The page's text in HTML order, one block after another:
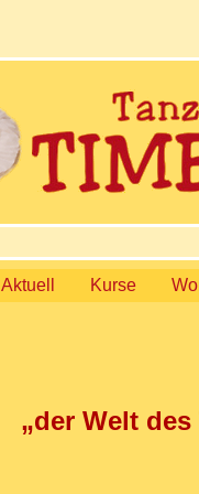
Aktuell Kurse
„der Welt